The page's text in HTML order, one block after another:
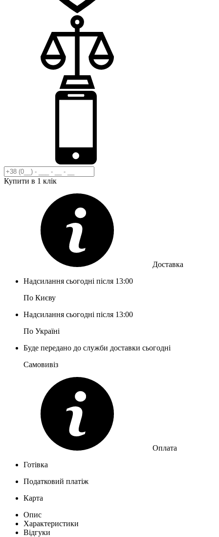
Купити в 1 клік
Доставка
Надсилання сьогодні після 13:00
По Києву
Надсилання сьогодні після 13:00
По Україні
Буде передано до служби доставки сьогодні
Самовивіз
Оплата
Готівка
Податковий платіж
Карта
Опис
Характеристики
Відгуки